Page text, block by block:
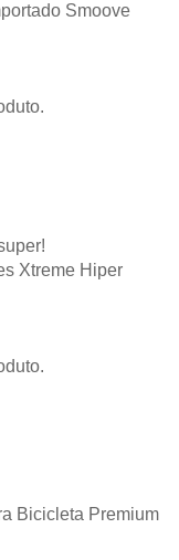
Smoove
Xtreme Hiper
Bicicleta Premium